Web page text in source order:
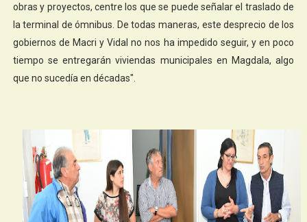
obras y proyectos, centre los que se puede señalar el traslado de
la terminal de ómnibus. De todas maneras, este desprecio de los
gobiernos de Macri y Vidal no nos ha impedido seguir, y en poco
tiempo se entregarán viviendas municipales en Magdala, algo
que no sucedía en décadas".